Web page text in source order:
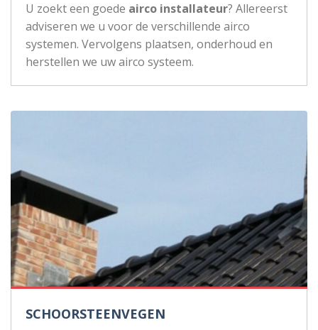
U zoekt een goede airco installateur? Allereerst
adviseren we u voor de verschillende airco
systemen. Vervolgens plaatsen, onderhoud en
herstellen we uw airco systeem.
SCHOORSTEENVEGEN